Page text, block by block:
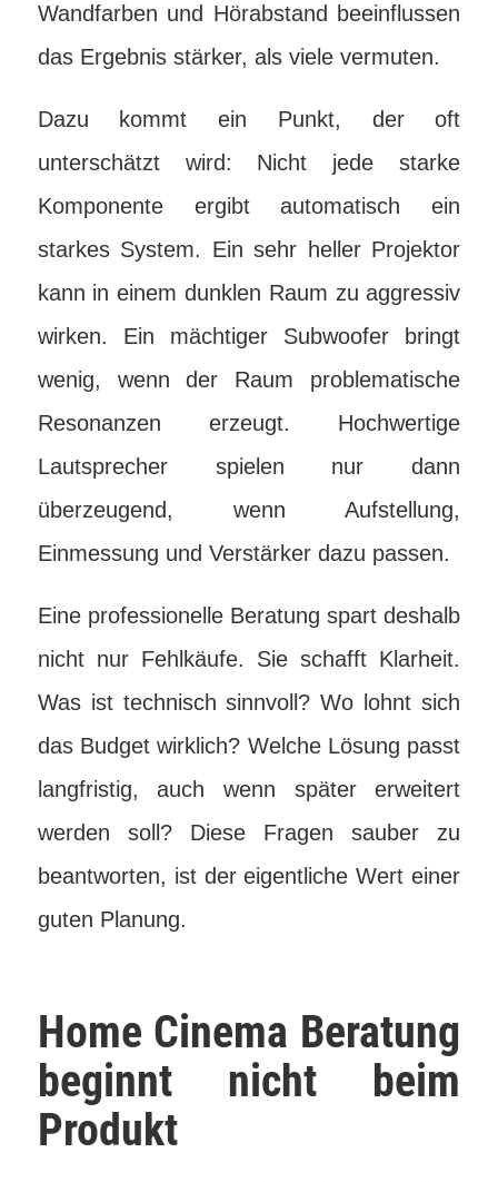
Wandfarben und Hörabstand beeinflussen
das Ergebnis stärker, als viele vermuten.
Dazu kommt ein Punkt, der oft
unterschätzt wird: Nicht jede starke
Komponente ergibt automatisch ein
starkes System. Ein sehr heller Projektor
kann in einem dunklen Raum zu aggressiv
wirken. Ein mächtiger Subwoofer bringt
wenig, wenn der Raum problematische
Resonanzen erzeugt. Hochwertige
Lautsprecher spielen nur dann
überzeugend, wenn Aufstellung,
Einmessung und Verstärker dazu passen.
Eine professionelle Beratung spart deshalb
nicht nur Fehlkäufe. Sie schafft Klarheit.
Was ist technisch sinnvoll? Wo lohnt sich
das Budget wirklich? Welche Lösung passt
langfristig, auch wenn später erweitert
werden soll? Diese Fragen sauber zu
beantworten, ist der eigentliche Wert einer
guten Planung.
Home Cinema Beratung
beginnt nicht beim
Produkt